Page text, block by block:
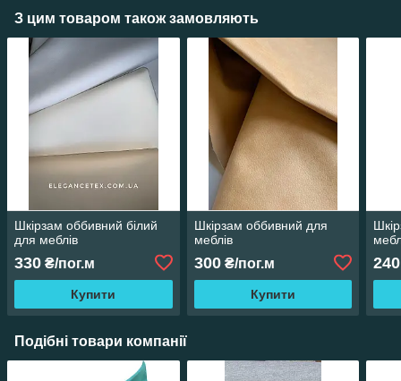
З цим товаром також замовляють
Шкірзам оббивний білий
для меблів
330 ₴/пог.м
Купити
Шкірзам оббивний для
меблів
300₴/пог.м
Купити
240
Подібні товари компанії